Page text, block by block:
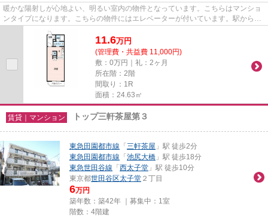
暖かな陽射しが心地よい、明るい室内の物件となっています。こちらはマンショ
ンタイプになります。こちらの物件にはエレベーターが付いています。駅から徒
歩6分の位置にある物件なので...
11.6万円
(管理費・共益費 11,000円)
敷：0万円｜礼：2ヶ月
所在階：2階
間取り：1R
面積：24.63㎡
賃貸｜マンション トップ三軒茶屋第３
東急田園都市線 「三軒茶屋 」駅 徒歩2分
東急田園都市線 「池尻大橋 」駅 徒歩18分
東急世田谷線 「西太子堂 」駅 徒歩10分
東京都世田谷区太子堂 ２丁目
6万円
築年数：築42年 ｜募集中： 1室
階数：4階建